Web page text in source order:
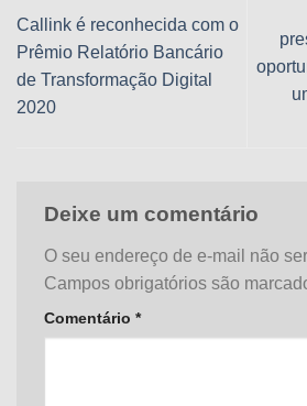
Callink é reconhecida com o
Prêmio Relatório Bancário
de Transformação Digital
2020
Deixe um comentário
O seu endereço de e-mail não
Campos obrigatórios são
Comentário *